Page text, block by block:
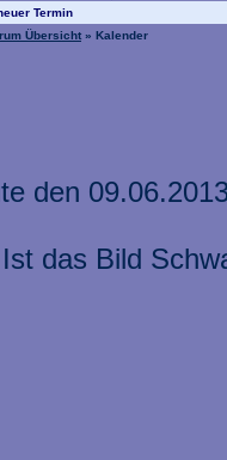
Termin
Übersicht » Kalender
den
Ist das Bild